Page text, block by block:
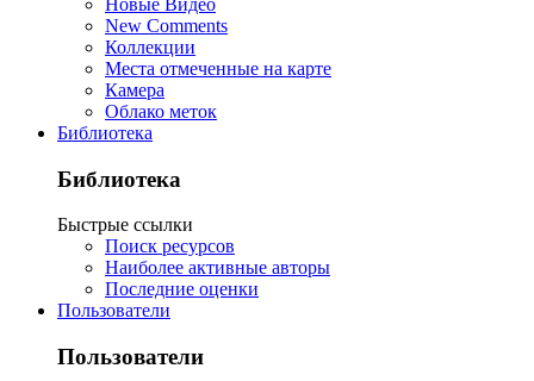
New Comments
Коллекции
Места отмеченные на карте
Камера
Облако меток
Библиотека
Библиотека
Быстрые ссылки
Поиск ресурсов
Наиболее активные авторы
Последние оценки
Пользователи
Пользователи